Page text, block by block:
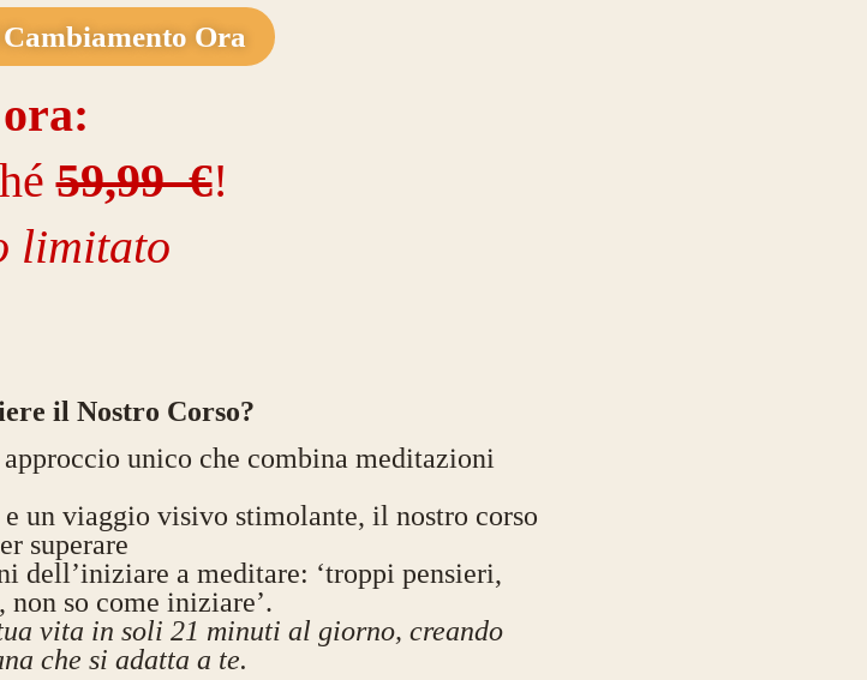
Ora
59,99 €!
limitato
il Nostro Corso?
unico che combina meditazioni
un viaggio visivo stimolante, il nostro corso
superare
dell’iniziare a meditare: ‘troppi pensieri,
non so come iniziare’.
vita in soli 21 minuti al giorno, creando
che si adatta a te.